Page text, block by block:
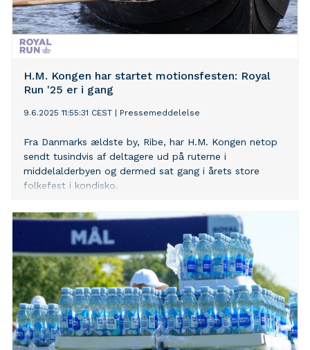
H.M. Kongen har startet motionsfesten: Royal
Run '25 er i gang
9.6.2025 11:55:31 CEST Pressemeddelelse
Fra Danmarks ældste by, Ribe, har H.M. Kongen netop
sendt tusindvis af deltagere ud på ruterne i
middelalderbyen og dermed sat gang i årets store
folkefest i kondisko.